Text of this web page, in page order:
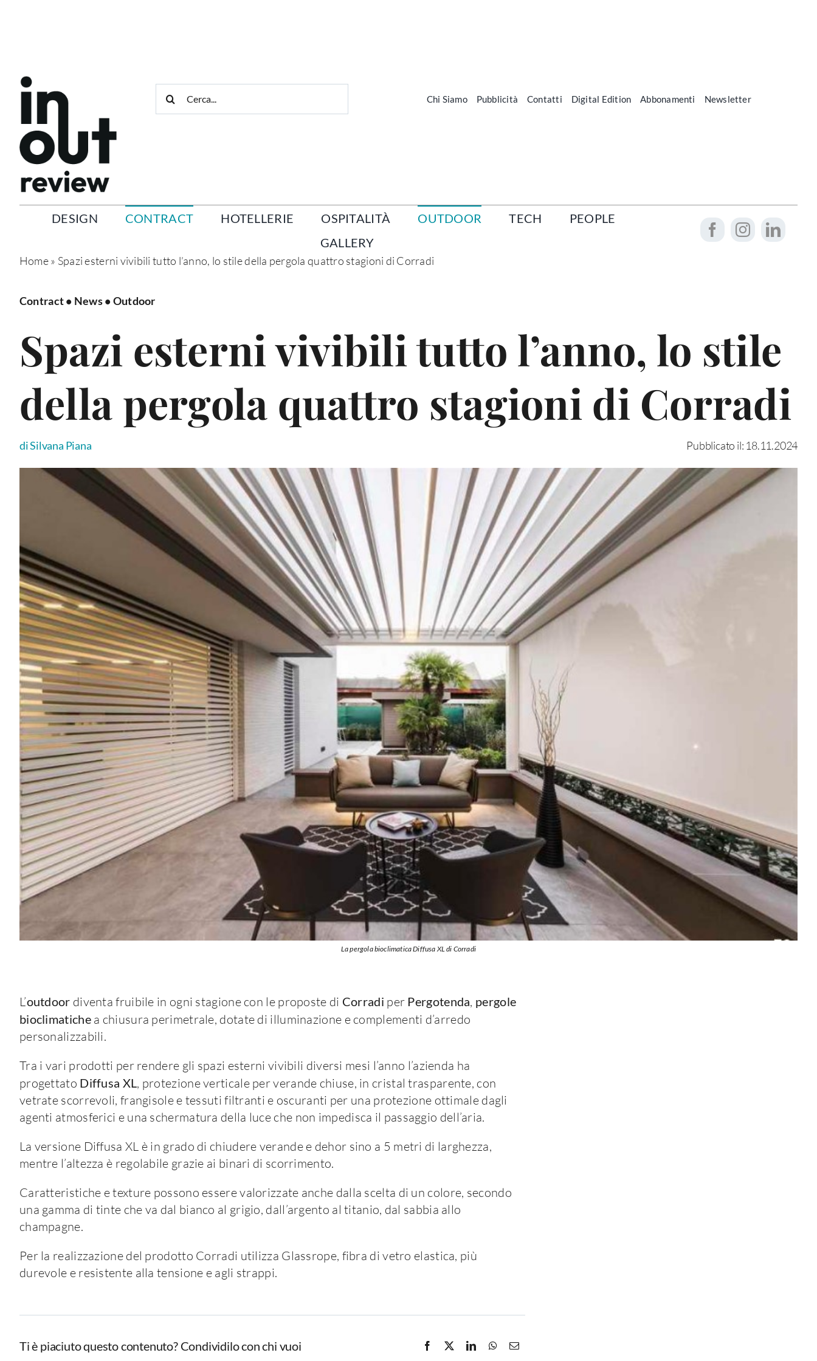
per:
Chi Siamo Pubblicità Contatti Digital Edition Abbonamenti Newsletter
DESIGN CONTRACT HOTELLERIE OSPITALITÀ OUTDOOR TECH
PEOPLE
GALLERY
Home» Spazi esterni vivibili tutto l’anno, lo stile della pergola quattro stagioni di Corradi
Contract• News• Outdoor
Spazi esterni vivibili tutto l’anno, lo stile
della pergola quattro stagioni di Corradi
di Silvana Piana Pubblicato il: 18.11.2024
La pergola bioclimatica Diffusa XL di Corradi
L’outdoor diventa fruibile in ogni stagione con le proposte di Corradi per Pergotenda, pergole
bioclimatichea chiusura perimetrale, dotate di illuminazione e complementi d’arredo
personalizzabili.
Tra i vari prodotti per rendere gli spazi esterni vivibili diversi mesi l’anno l’azienda ha
progettato Diffusa XL , protezione verticale per verande chiuse, in cristal trasparente, con
vetrate scorrevoli, frangisole e tessuti filtranti e oscuranti per una protezione ottimale dagli
agenti atmosferici e una schermatura della luce che non impedisca il passaggio dell’aria.
La versione Diffusa XL è in grado di chiudere verande e dehor sino a 5 metri di larghezza,
mentre l’altezza è regolabile grazie ai binari di scorrimento.
Caratteristiche e texture possono essere valorizzate anche dalla scelta di un colore, secondo
una gamma di tinte che va dal bianco al grigio, dall’argento al titanio, dal sabbia allo
champagne.
Per la realizzazione del prodotto Corradi utilizza Glassrope, fibra di vetro elastica, più
durevole e resistente alla tensione e agli strappi.
Ti è piaciuto questo contenuto? Condividilo con chi vuoi